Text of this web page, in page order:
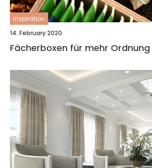
inspiration
14. February 2020
Fächerboxen für mehr Ordnung